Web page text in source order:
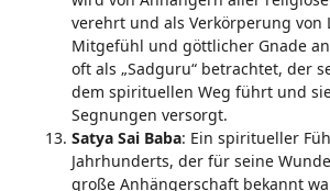
verehrt und als Verkörperung von
Mitgefühl und göttlicher Gnade
oft als „Sadguru“ betrachtet, der
dem spirituellen Weg führt und
Segnungen versorgt.
Satya Sai Baba: Ein spiritueller
Jahrhunderts, der für seine
große Anhängerschaft bekannt